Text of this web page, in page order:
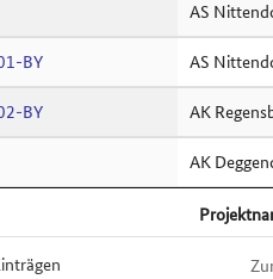
AS
BY AS
BY AK
AK